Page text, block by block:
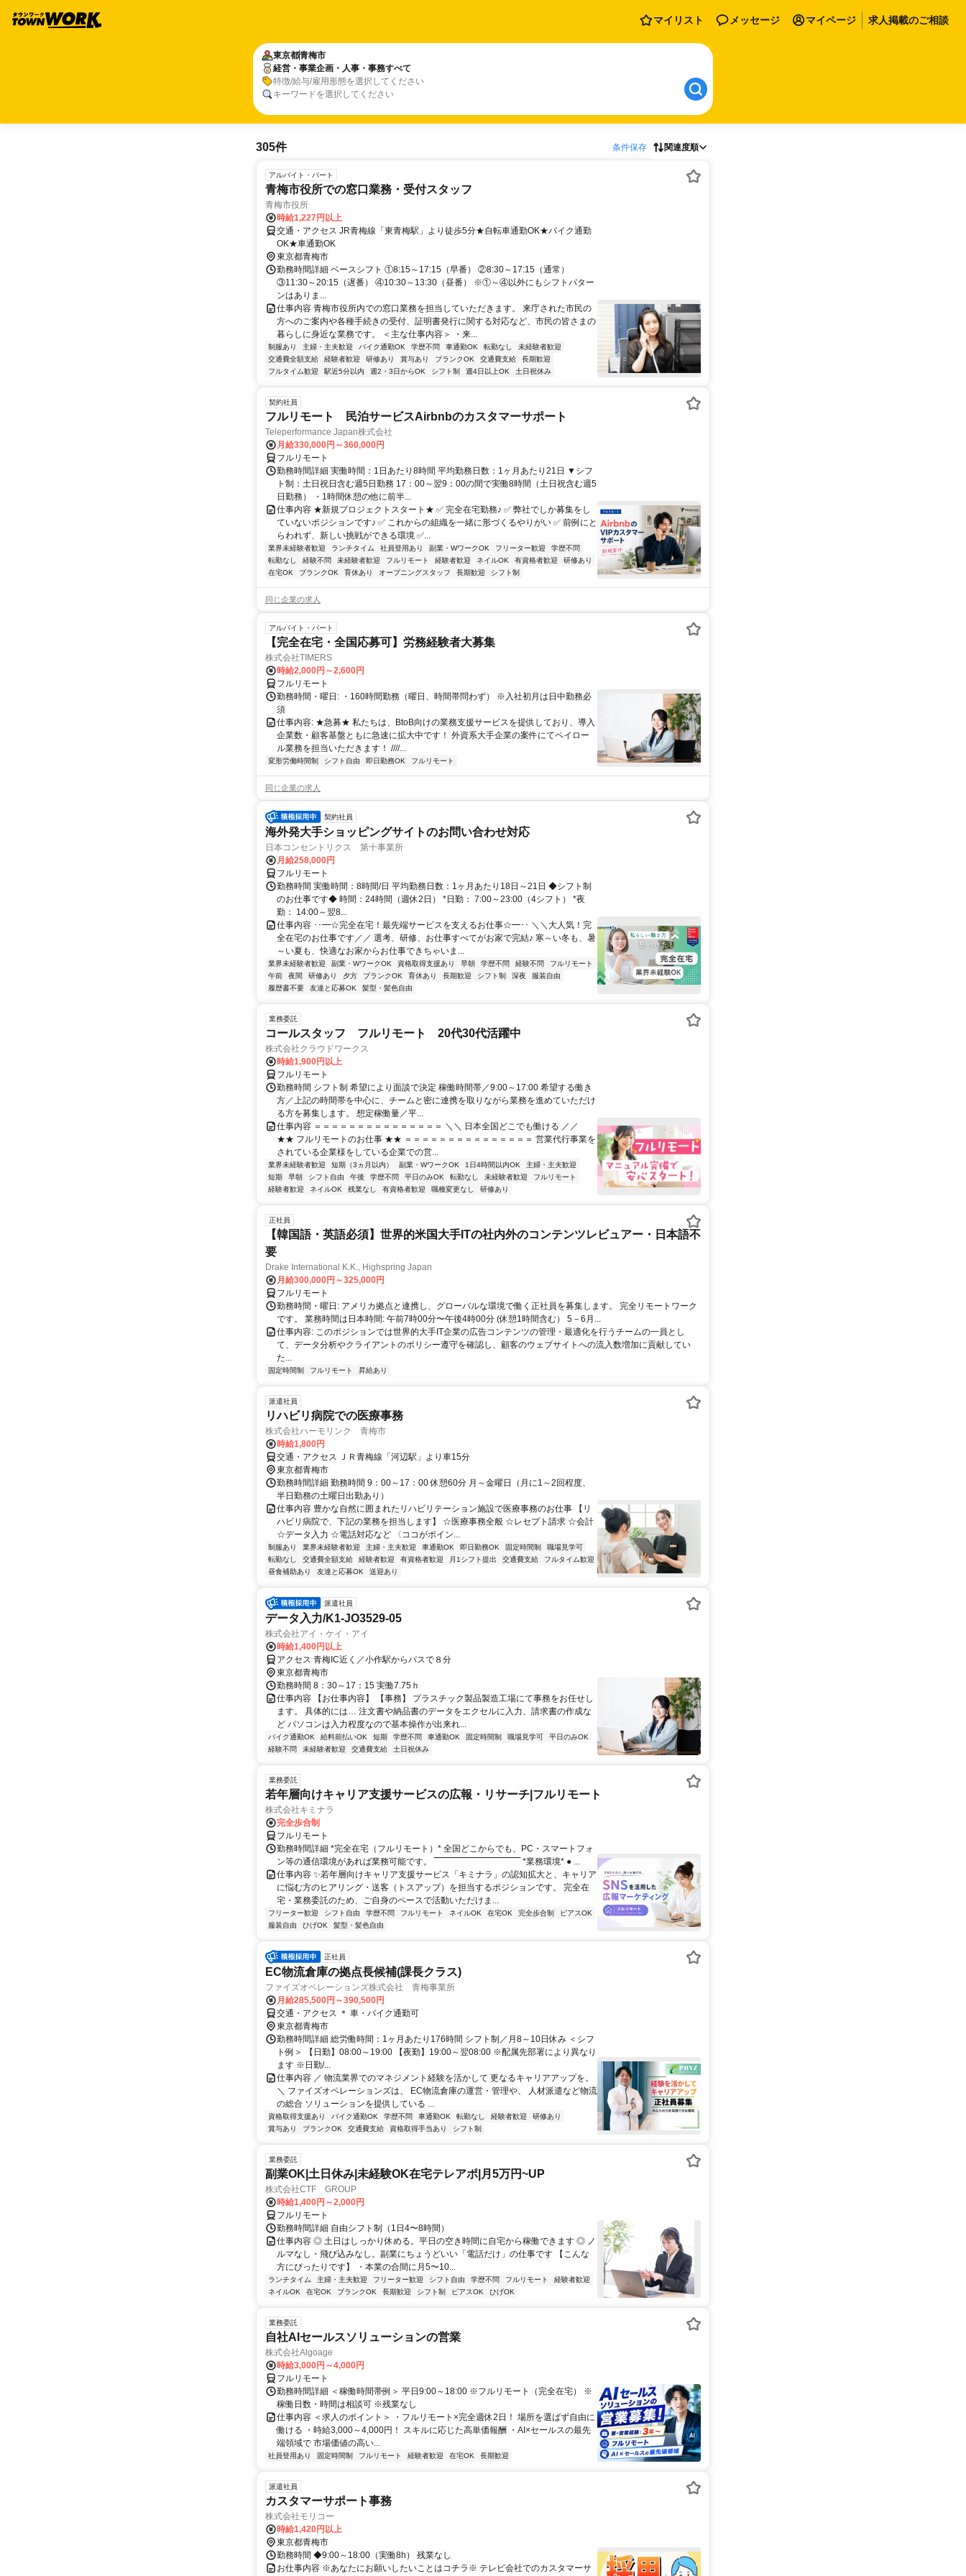
マイリスト メッセージ マイページ 求人掲載のご相談
東京都青梅市
経営・事業企画・人事・事務すべて
特徴/給与/雇用形態を選択してください
キーワードを選択してください
305件 条件保存 関連度順
アルバイト・パート
青梅市役所での窓口業務・受付スタッフ
青梅市役所
時給1,227円以上
交通・アクセス JR青梅線「東青梅駅」より徒歩5分★自転車通勤OK★バイク通勤
OK★車通勤OK
東京都青梅市
勤務時間詳細 ベースシフト ①8:15～17:15（早番） ②8:30～17:15（通常）
③11:30～20:15（遅番） ④10:30～13:30（昼番） ※①～④以外にもシフトパター
ンはありま...
仕事内容 青梅市役所内での窓口業務を担当していただきます。 来庁された市民の
方へのご案内や各種手続きの受付、証明書発行に関する対応など、市民の皆さまの
暮らしに身近な業務です。 ＜主な仕事内容＞ ・来...
制服あり 主婦・主夫歓迎 バイク通勤OK 学歴不問 車通勤OK 転勤なし
未経験者歓迎
交通費全額支給
経験者歓迎 研修あり 賞与あり ブランクOK 交通費支給
長期歓迎
フルタイム歓迎
駅近5分以内 週2・3日からOK シフト制 週4日以上OK 土日祝休み
契約社員
フルリモート 民泊サービスAirbnbのカスタマーサポート
Teleperformance Japan株式会社
月給330,000円～360,000円
フルリモート
勤務時間詳細 実働時間：1日あたり8時間 平均勤務日数：1ヶ月あたり21日 ▼シフ
ト制：土日祝日含む週5日勤務 17：00～翌9：00の間で実働8時間（土日祝含む週5
日勤務） ・1時間休憩の他に前半...
仕事内容 ★新規プロジェクトスタート★ ✅ 完全在宅勤務♪ ✅ 弊社でしか募集をし
ていないポジションです♪ ✅ これからの組織を一緒に形づくるやりがい ✅ 前例にと
らわれず、新しい挑戦ができる環境 ✅...
業界未経験者歓迎 ランチタイム 社員登用あり 副業・WワークOK フリーター歓迎
学歴不問
転勤なし
経験不問 未経験者歓迎 フルリモート 経験者歓迎 ネイルOK 有資格者歓迎
研修あり
在宅OK
ブランクOK 育休あり オープニングスタッフ 長期歓迎 シフト制
同じ企業の求人
アルバイト・パート
【完全在宅・全国応募可】労務経験者大募集
株式会社TIMERS
時給2,000円～2,600円
フルリモート
勤務時間・曜日: ・160時間勤務（曜日、時間帯問わず） ※入社初月は日中勤務必
須
仕事内容: ★急募★ 私たちは、BtoB向けの業務支援サービスを提供しており、導入
企業数・顧客基盤ともに急速に拡大中です！ 外資系大手企業の案件にてペイロー
ル業務を担当いただきます！ ////...
変形労働時間制 シフト自由 即日勤務OK フルリモート
同じ企業の求人
契約社員
海外発大手ショッピングサイトのお問い合わせ対応
日本コンセントリクス 第十事業所
月給258,000円
フルリモート
勤務時間 実働時間：8時間/日 平均勤務日数：1ヶ月あたり18日～21日 ◆シフト制
のお仕事です◆ 時間：24時間（週休2日） *日勤： 7:00～23:00（4シフト） *夜
勤： 14:00～翌8...
仕事内容 ･･━☆完全在宅！最先端サービスを支えるお仕事☆━･･ ＼＼大人気！完
全在宅のお仕事です／／ 選考、研修、お仕事すべてがお家で完結♪ 寒～い冬も、暑
～い夏も、快適なお家からお仕事できちゃいま...
業界未経験者歓迎 副業・WワークOK 資格取得支援あり 早朝 学歴不問 経験不問
フルリモート
午前
夜間 研修あり 夕方 ブランクOK 育休あり 長期歓迎 シフト制 深夜
服装自由
履歴書不要
友達と応募OK 髪型・髪色自由
業務委託
コールスタッフ フルリモート 20代30代活躍中
株式会社クラウドワークス
時給1,900円以上
フルリモート
勤務時間 シフト制 希望により面談で決定 稼働時間帯／9:00～17:00 希望する働き
方／上記の時間帯を中心に、チームと密に連携を取りながら業務を進めていただけ
る方を募集します。 想定稼働量／平...
仕事内容 ＝＝＝＝＝＝＝＝＝＝＝＝＝＝＝ ＼＼ 日本全国どこでも働ける ／／
★★ フルリモートのお仕事 ★★ ＝＝＝＝＝＝＝＝＝＝＝＝＝＝＝ 営業代行事業を
されている企業様をしている企業での営...
業界未経験者歓迎 短期（3ヵ月以内） 副業・WワークOK 1日4時間以内OK
主婦・主夫歓迎
短期
早朝 シフト自由 午後 学歴不問 平日のみOK 転勤なし 未経験者歓迎
フルリモート
経験者歓迎
ネイルOK 残業なし 有資格者歓迎 職種変更なし 研修あり
正社員
【韓国語・英語必須】世界的米国大手ITの社内外のコンテンツレビュアー・日本語不
要
Drake International K.K., Highspring Japan
月給300,000円～325,000円
フルリモート
勤務時間・曜日: アメリカ拠点と連携し、グローバルな環境で働く正社員を募集します。 完全リモートワーク
です。 業務時間は日本時間: 午前7時00分〜午後4時00分 (休憩1時間含む） 5－6月...
仕事内容: このポジションでは世界的大手IT企業の広告コンテンツの管理・最適化を行うチームの一員とし
て、データ分析やクライアントのポリシー遵守を確認し、顧客のウェブサイトへの流入数増加に貢献してい
た...
固定時間制 フルリモート 昇給あり
派遣社員
リハビリ病院での医療事務
株式会社ハーモリンク 青梅市
時給1,800円
交通・アクセス ＪＲ青梅線「河辺駅」より車15分
東京都青梅市
勤務時間詳細 勤務時間 9：00～17：00 休憩60分 月～金曜日（月に1～2回程度、
半日勤務の土曜日出勤あり）
仕事内容 豊かな自然に囲まれたリハビリテーション施設で医療事務のお仕事 【リ
ハビリ病院で、下記の業務を担当します】 ☆医療事務全般 ☆レセプト請求 ☆会計
☆データ入力 ☆電話対応など 〈ココがポイン...
制服あり 業界未経験者歓迎 主婦・主夫歓迎 車通勤OK 即日勤務OK 固定時間制
職場見学可
転勤なし
交通費全額支給 経験者歓迎 有資格者歓迎 月1シフト提出 交通費支給
フルタイム歓迎
昼食補助あり
友達と応募OK 送迎あり
派遣社員
データ入力/K1-JO3529-05
株式会社アイ・ケイ・アイ
時給1,400円以上
アクセス 青梅IC近く／小作駅からバスで８分
東京都青梅市
勤務時間 8：30～17：15 実働7.75ｈ
仕事内容 【お仕事内容】 【事務】 プラスチック製品製造工場にて事務をお任せし
ます。 具体的には… 注文書や納品書のデータをエクセルに入力、請求書の作成な
ど パソコンは入力程度なので基本操作が出来れ...
バイク通勤OK 給料前払いOK 短期 学歴不問 車通勤OK 固定時間制 職場見学可
平日のみOK
経験不問
未経験者歓迎 交通費支給 土日祝休み
業務委託
若年層向けキャリア支援サービスの広報・リサーチ|フルリモート
株式会社キミナラ
完全歩合制
フルリモート
勤務時間詳細 *完全在宅（フルリモート）* 全国どこからでも、PC・スマートフォ
ン等の通信環境があれば業務可能です。 ‾‾‾‾‾‾‾‾‾‾‾‾‾‾‾‾‾‾‾‾‾‾‾‾‾‾‾‾‾‾ *業務環境* ● ...
仕事内容 ✨若年層向けキャリア支援サービス「キミナラ」の認知拡大と、キャリア
に悩む方のヒアリング・送客（トスアップ）を担当するポジションです。 完全在
宅・業務委託のため、ご自身のペースで活動いただけま...
フリーター歓迎 シフト自由 学歴不問 フルリモート ネイルOK 在宅OK 完全歩合制
ピアスOK
服装自由
ひげOK 髪型・髪色自由
正社員
EC物流倉庫の拠点長候補(課長クラス)
ファイズオペレーションズ株式会社 青梅事業所
月給285,500円～390,500円
交通・アクセス ＊ 車・バイク通勤可
東京都青梅市
勤務時間詳細 総労働時間：1ヶ月あたり176時間 シフト制／月8～10日休み ＜シフ
ト例＞ 【日勤】08:00～19:00 【夜勤】19:00～翌08:00 ※配属先部署により異なり
ます ※日勤/...
仕事内容 ／ 物流業界でのマネジメント経験を活かして 更なるキャリアアップを。
＼ ファイズオペレーションズは、 EC物流倉庫の運営・管理や、 人材派遣など物流
の総合 ソリューションを提供している ...
資格取得支援あり バイク通勤OK 学歴不問 車通勤OK 転勤なし 経験者歓迎
研修あり
賞与あり
ブランクOK 交通費支給 資格取得手当あり シフト制
業務委託
副業OK|土日休み|未経験OK在宅テレアポ|月5万円~UP
株式会社CTF GROUP
時給1,400円～2,000円
フルリモート
勤務時間詳細 自由シフト制（1日4〜8時間）
仕事内容 ◎ 土日はしっかり休める。平日の空き時間に自宅から稼働できます ◎ ノ
ルマなし・飛び込みなし。副業にちょうどいい「電話だけ」の仕事です 【こんな
方にぴったりです】 ・本業の合間に月5〜10...
ランチタイム 主婦・主夫歓迎 フリーター歓迎 シフト自由 学歴不問 フルリモート
経験者歓迎
ネイルOK
在宅OK ブランクOK 長期歓迎 シフト制 ピアスOK ひげOK
業務委託
自社AIセールスソリューションの営業
株式会社Algoage
時給3,000円～4,000円
フルリモート
勤務時間詳細 ＜稼働時間帯例＞ 平日9:00～18:00 ※フルリモート（完全在宅） ※
稼働日数・時間は相談可 ※残業なし
仕事内容 ＜求人のポイント＞ ・フルリモート×完全週休2日！ 場所を選ばず自由に
働ける ・時給3,000～4,000円！ スキルに応じた高単価報酬 ・AI×セールスの最先
端領域で 市場価値の高い...
社員登用あり 固定時間制 フルリモート 経験者歓迎 在宅OK 長期歓迎
派遣社員
カスタマーサポート事務
株式会社モリコー
時給1,420円以上
東京都青梅市
勤務時間 ◆9:00～18:00（実働8h） 残業なし
お仕事内容 ※あなたにお願いしたいことはコチラ※ テレビ会社でのカスタマーサ